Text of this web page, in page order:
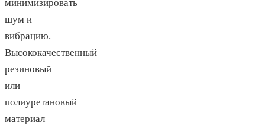
минимизировать
шум и
вибрацию.
Высококачественный
резиновый
или
полиуретановый
материал